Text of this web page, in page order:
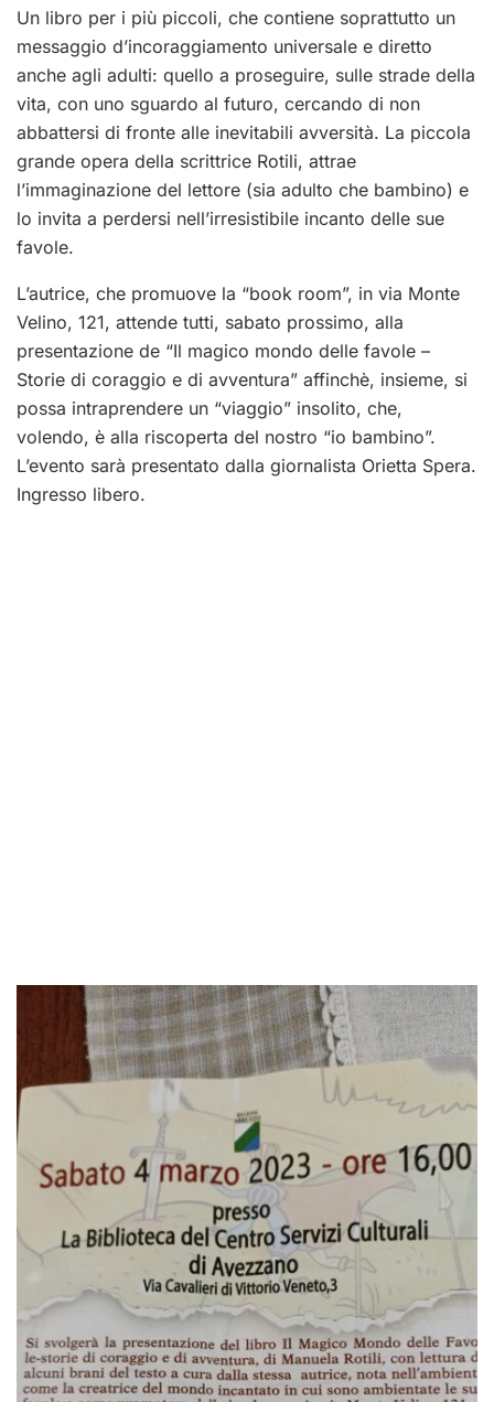
Un libro per i più piccoli, che contiene soprattutto un
messaggio d’incoraggiamento universale e diretto
anche agli adulti: quello a proseguire, sulle strade della
vita, con uno sguardo al futuro, cercando di non
abbattersi di fronte alle inevitabili avversità. La piccola
grande opera della scrittrice Rotili, attrae
l’immaginazione del lettore (sia adulto che bambino) e
lo invita a perdersi nell’irresistibile incanto delle sue
favole.
L’autrice, che promuove la “book room”, in via Monte
Velino, 121, attende tutti, sabato prossimo, alla
presentazione de “Il magico mondo delle favole –
Storie di coraggio e di avventura” affinchè, insieme, si
possa intraprendere un “viaggio” insolito, che,
volendo, è alla riscoperta del nostro “io bambino”.
L’evento sarà presentato dalla giornalista Orietta Spera.
Ingresso libero.